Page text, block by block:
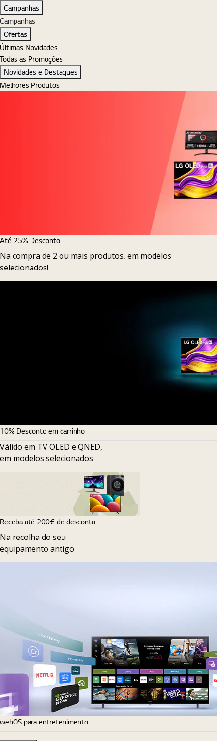
Campanhas
Campanhas
Ofertas
Últimas Novidades
Todas as Promoções
Novidades e Destaques
Melhores Produtos
Até 25% Desconto
Na compra de 2 ou mais produtos, em modelos
selecionados!
10% Desconto em carrinho
Válido em TV OLED e QNED,
em modelos selecionados
Receba até 200€ de desconto
Na recolha do seu
equipamento antigo
webOS para entretenimento